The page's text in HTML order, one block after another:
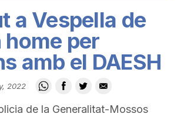
a Vespella de
home per
amb el DAESH
2022
de la Generalitat-Mossos